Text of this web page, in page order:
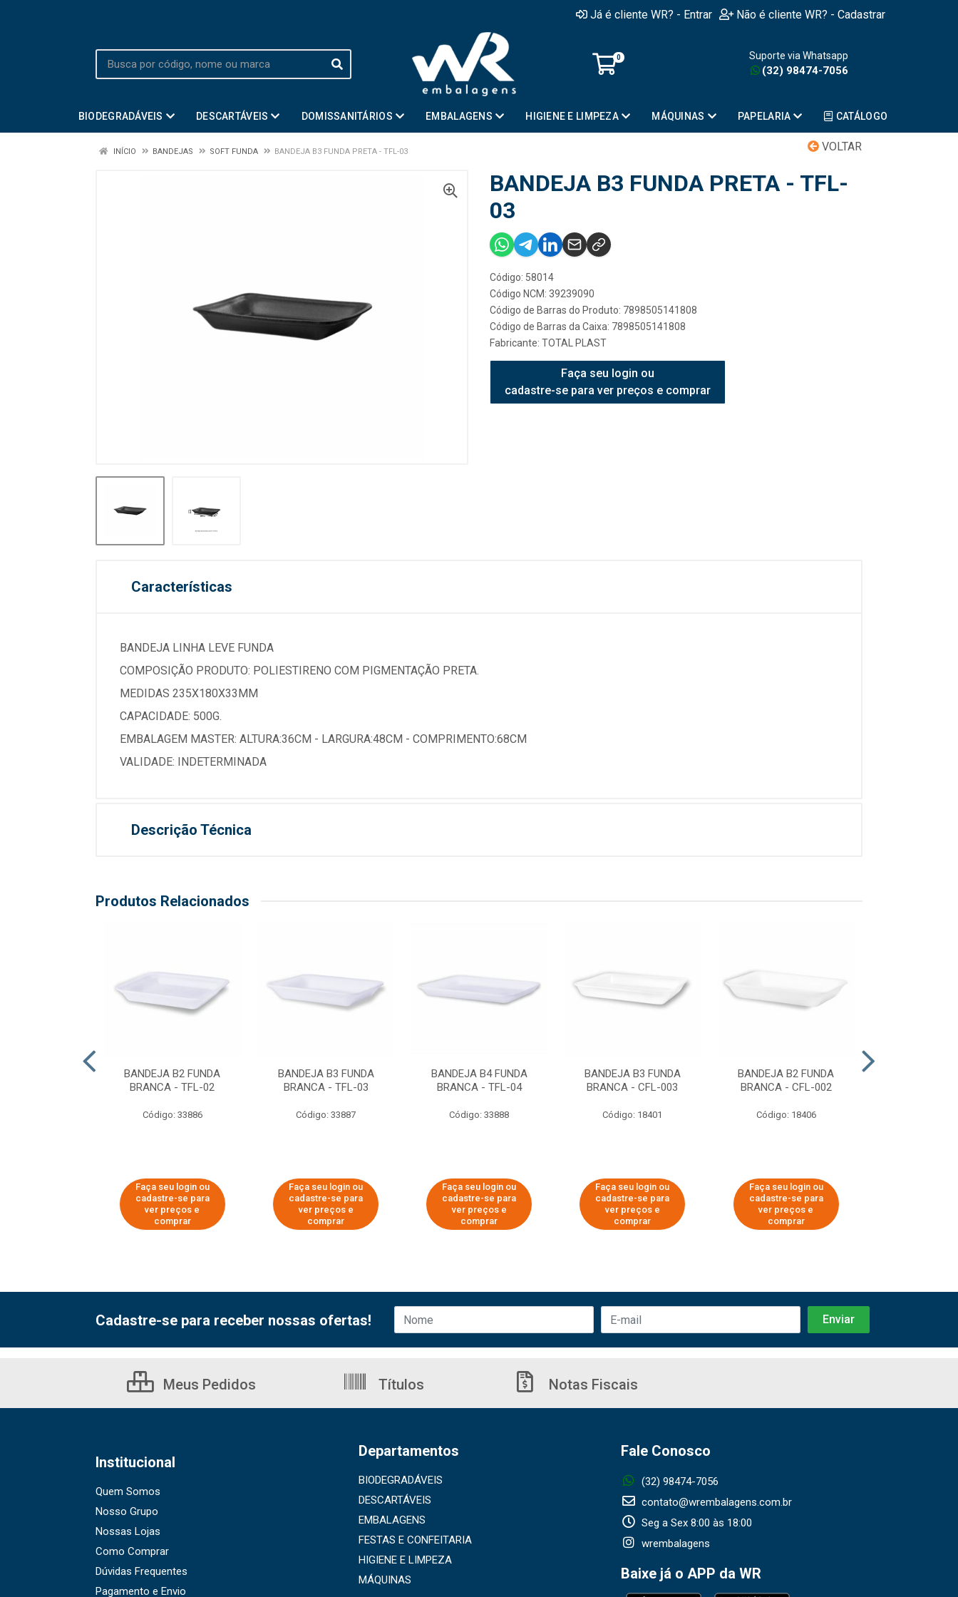
Já é cliente WR? - Entrar Não é cliente WR? - Cadastrar
0 Suporte via Whatsapp
(32) 98474-7056
BIODEGRADÁVEIS DESCARTÁVEIS DOMISSANITÁRIOS EMBALAGENS HIGIENE E LIMPEZA MÁQUINAS PAPELARIA CATÁLOGO
VOLTAR
INÍCIO BANDEJAS SOFT FUNDA BANDEJA B3 FUNDA PRETA - TFL-03
BANDEJA B3 FUNDA PRETA - TFL-
03
Código: 58014
Código NCM: 39239090
Código de Barras do Produto: 7898505141808
Código de Barras da Caixa: 7898505141808
Fabricante: TOTAL PLAST
Faça seu login ou
cadastre-se para ver preços e comprar
Características
BANDEJA LINHA LEVE FUNDA
COMPOSIÇÃO PRODUTO: POLIESTIRENO COM PIGMENTAÇÃO PRETA.
MEDIDAS 235X180X33MM
CAPACIDADE: 500G.
EMBALAGEM MASTER: ALTURA:36CM - LARGURA:48CM - COMPRIMENTO:68CM
VALIDADE: INDETERMINADA
Descrição Técnica
Produtos Relacionados
BANDEJA B2 FUNDA
BRANCA - TFL-02
Código: 33886
Faça seu login ou
cadastre-se para
ver preços e
comprar
BANDEJA B3 FUNDA
BRANCA - TFL-03
Código: 33887
Faça seu login ou
cadastre-se para
ver preços e
comprar
BANDEJA B4 FUNDA
BRANCA - TFL-04
Código: 33888
Faça seu login ou
cadastre-se para
ver preços e
comprar
BANDEJA B3 FUNDA
BRANCA - CFL-003
Código: 18401
Faça seu login ou
cadastre-se para
ver preços e
comprar
BANDEJA B2 FUNDA
BRANCA - CFL-002
Código: 18406
Faça seu login ou
cadastre-se para
ver preços e
comprar
Cadastre-se para receber nossas ofertas!
Meus Pedidos Títulos Notas Fiscais
Institucional
Quem Somos
Nosso Grupo
Nossas Lojas
Como Comprar
Dúvidas Frequentes
Pagamento e Envio
Departamentos
BIODEGRADÁVEIS
DESCARTÁVEIS
EMBALAGENS
FESTAS E CONFEITARIA
HIGIENE E LIMPEZA
MÁQUINAS
Fale Conosco
(32) 98474-7056
contato@wrembalagens.com.br
Seg a Sex 8:00 às 18:00
wrembalagens
Baixe já o APP da WR